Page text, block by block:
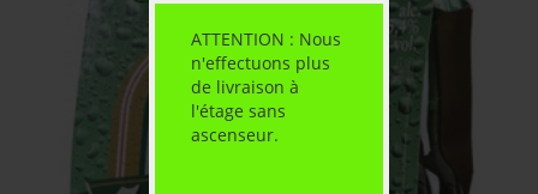
ATTENTION : Nous
n'effectuons plus
de livraison à
l'étage sans
ascenseur.